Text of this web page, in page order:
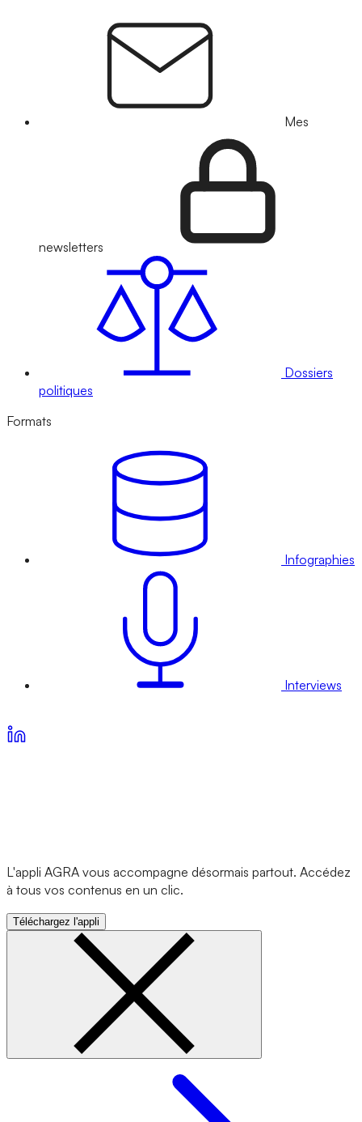
Mes
newsletters
Dossiers
politiques
Formats
Infographies
Interviews
L'appli AGRA vous accompagne désormais partout. Accédez
à tous vos contenus en un clic.
Téléchargez l'appli